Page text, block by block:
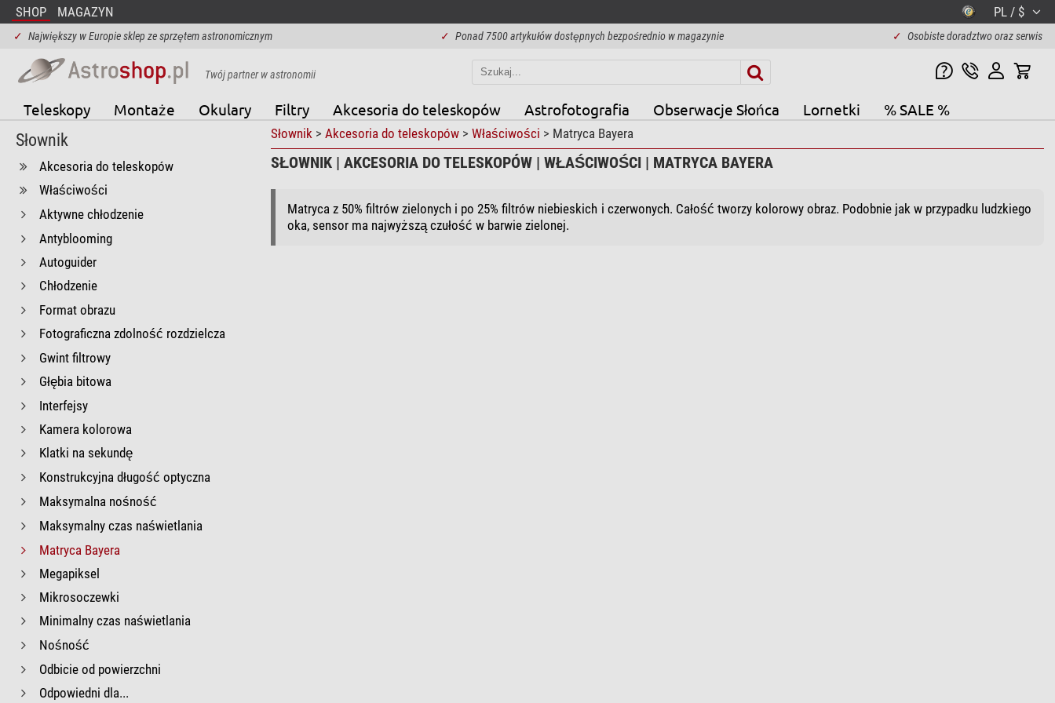
SHOP MAGAZYN PL / $
✓ Największy w Europie sklep ze sprzętem astronomicznym ✓ Ponad 7500 artykułów dostępnych bezpośrednio w magazynie ✓ Osobiste doradztwo oraz serwis
Twój partner w astronomii
Teleskopy Montaże Okulary Filtry Akcesoria do teleskopów Astrofotografia Obserwacje Słońca Lornetki % SALE %
Słownik
Akcesoria do teleskopów
Właściwości
Aktywne chłodzenie
Antyblooming
Autoguider
Chłodzenie
Format obrazu
Fotograficzna zdolność rozdzielcza
Gwint filtrowy
Głębia bitowa
Interfejsy
Kamera kolorowa
Klatki na sekundę
Konstrukcyjna długość optyczna
Maksymalna nośność
Maksymalny czas naświetlania
Matryca Bayera
Megapiksel
Mikrosoczewki
Minimalny czas naświetlania
Nośność
Odbicie od powierzchni
Odpowiedni dla...
Słownik > Akcesoria do teleskopów> Właściwości > Matryca Bayera
SŁOWNIK | AKCESORIA DO TELESKOPÓW | WŁAŚCIWOŚCI | MATRYCA BAYERA
Matryca z 50% filtrów zielonych i po 25% filtrów niebieskich i czerwonych. Całość tworzy kolorowy obraz. Podobnie jak w przypadku ludzkiego
oka, sensor ma najwyższą czułość w barwie zielonej.